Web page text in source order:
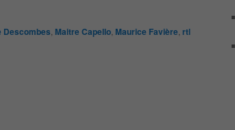
Descombes, Maitre Capello, Maurice Favière, rtl